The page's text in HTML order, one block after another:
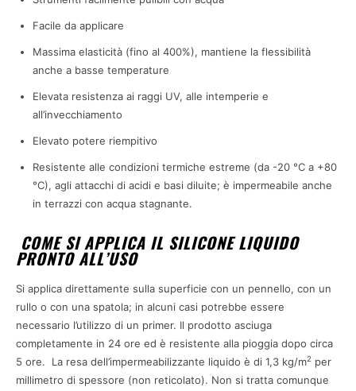
Facile da applicare
Massima elasticità (fino al 400%), mantiene la flessibilità
anche a basse temperature
Elevata resistenza ai raggi UV, alle intemperie e
all’invecchiamento
Elevato potere riempitivo
Resistente alle condizioni termiche estreme (da -20 °C a +80
°C), agli attacchi di acidi e basi diluite; è impermeabile anche
in terrazzi con acqua stagnante.
COME SI APPLICA IL SILICONE LIQUIDO
PRONTO ALL’USO
Si applica direttamente sulla superficie con un pennello, con un
rullo o con una spatola; in alcuni casi potrebbe essere
necessario l’utilizzo di un primer. Il prodotto asciuga
completamente in 24 ore ed è resistente alla pioggia dopo circa
5 ore. La resa dell’impermeabilizzante liquido è di 1,3 kg/m2 per
millimetro di spessore (non reticolato). Non si tratta comunque